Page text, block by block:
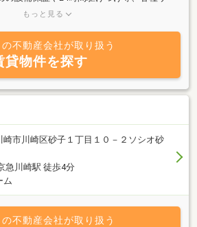
バックアップいたします。お気軽にお問い
もっと見る
の不動産会社が取り扱う
貸物件を探す
崎市川崎区砂子１丁目１０－２ソシオ砂
急川崎駅 徒歩4分
ム
の不動産会社が取り扱う